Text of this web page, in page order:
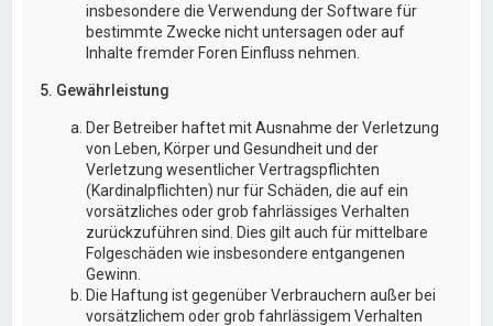
insbesondere die Verwendung der Software für
bestimmte Zwecke nicht untersagen oder auf
Inhalte fremder Foren Einfluss nehmen.
5. Gewährleistung
Der Betreiber haftet mit Ausnahme der Verletzung
von Leben, Körper und Gesundheit und der
Verletzung wesentlicher Vertragspflichten
(Kardinalpflichten) nur für Schäden, die auf ein
vorsätzliches oder grob fahrlässiges Verhalten
zurückzuführen sind. Dies gilt auch für mittelbare
Folgeschäden wie insbesondere entgangenen
Gewinn.
Die Haftung ist gegenüber Verbrauchern außer bei
vorsätzlichem oder grob fahrlässigem Verhalten